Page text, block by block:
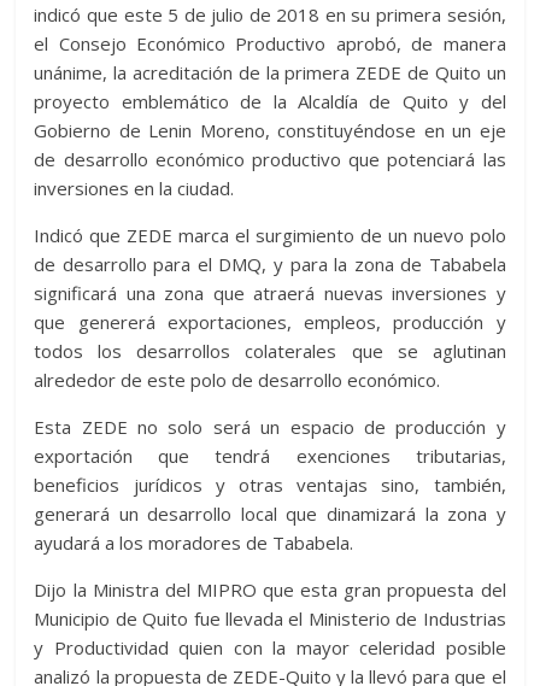
indicó que este 5 de julio de 2018 en su primera sesión,
el Consejo Económico Productivo aprobó, de manera
unánime, la acreditación de la primera ZEDE de Quito un
proyecto emblemático de la Alcaldía de Quito y del
Gobierno de Lenin Moreno, constituyéndose en un eje
de desarrollo económico productivo que potenciará las
inversiones en la ciudad.
Indicó que ZEDE marca el surgimiento de un nuevo polo
de desarrollo para el DMQ, y para la zona de Tababela
significará una zona que atraerá nuevas inversiones y
que genererá exportaciones, empleos, producción y
todos los desarrollos colaterales que se aglutinan
alrededor de este polo de desarrollo económico.
Esta ZEDE no solo será un espacio de producción y
exportación que tendrá exenciones tributarias,
beneficios jurídicos y otras ventajas sino, también,
generará un desarrollo local que dinamizará la zona y
ayudará a los moradores de Tababela.
Dijo la Ministra del MIPRO que esta gran propuesta del
Municipio de Quito fue llevada el Ministerio de Industrias
y Productividad quien con la mayor celeridad posible
analizó la propuesta de ZEDE-Quito y la llevó para que el